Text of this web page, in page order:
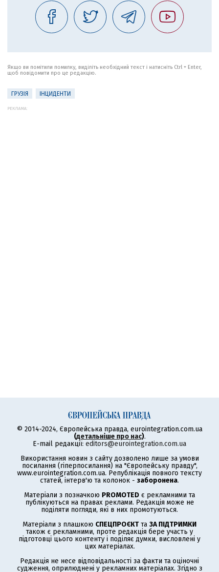
Якщо ви помітили помилку, виділіть необхідний текст і натисніть Ctrl + Enter,
щоб повідомити про це редакцію.
ГРУЗІЯ ІНЦИДЕНТИ
РЕКЛАМА:
© 2014-2024, Європейська правда, eurointegration.com.ua
(детальніше про нас).
E-mail редакції: editors@eurointegration.com.ua
Використання новин з сайту дозволено лише за умови
посилання (гіперпосилання) на "Європейську правду",
www.eurointegration.com.ua. Републікація повного тексту
статей, інтерв'ю та колонок - заборонена.
Матеріали з позначкою PROMOTED є рекламними та
публікуються на правах реклами. Редакція може не
поділяти погляди, які в них промотуються.
Матеріали з плашкою СПЕЦПРОЄКТ та ЗА ПІДТРИМКИ
також є рекламними, проте редакція бере участь у
підготовці цього контенту і поділяє думки, висловлені у
цих матеріалах.
Редакція не несе відповідальності за факти та оціночні
судження, оприлюднені у рекламних матеріалах. Згідно з